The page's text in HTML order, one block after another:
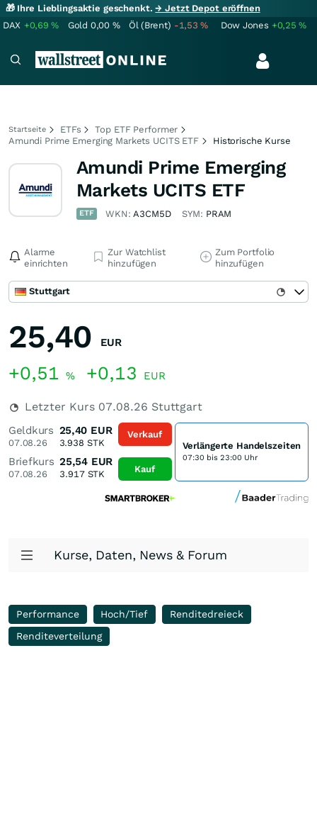
🎁 Ihre Lieblingsaktie geschenkt.→ Jetzt Depot eröffnen
DAX +0,69% Gold 0,00 % Öl (Brent) -1,53% Dow Jones +0,25%
Startseite ETFs
Top ETF Performer
Amundi Prime Emerging Markets UCITS ETF
Historische Kurse
Amundi Prime Emerging
Markets UCITS ETF
ETF WKN:A3CM5D SYM: PRAM
Alarme
einrichten
Zur Watchlist
hinzufügen
Zum Portfolio
hinzufügen
Stuttgart
25,40 EUR
+0,51 % +0,13 EUR
Letzter Kurs 07.08.26 Stuttgart
Geldkurs
07.08.26
25,40 EUR
3.938 STK
Briefkurs
07.08.26
25,54 EUR
3.917STK
Verkauf
Kauf
Verlängerte Handelszeiten
07:30 bis 23:00 Uhr
Kurse, Daten, News & Forum
Performance Hoch/Tief
Renditedreieck
Renditeverteilung